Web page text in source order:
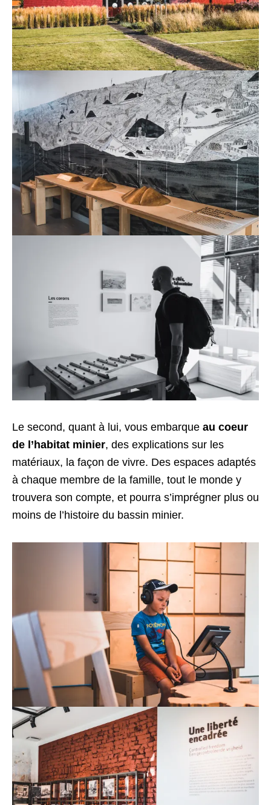
Le second, quant à lui, vous embarque au coeur
de l’habitat minier, des explications sur les
matériaux, la façon de vivre. Des espaces adaptés
à chaque membre de la famille, tout le monde y
trouvera son compte, et pourra s’imprégner plus ou
moins de l’histoire du bassin minier.